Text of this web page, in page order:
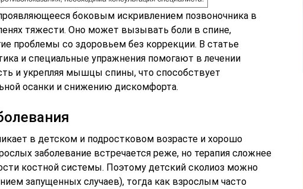
боковым искривлением позвоночника в
тяжести. Оно может вызывать боли в спине,
проблемы со здоровьем без коррекции. В статье
и специальные упражнения помогают в лечении
и укрепляя мышцы спины, что способствует
осанки и снижению дискомфорта.
в детском и подростковом возрасте и хорошо
заболевание встречается реже, но терапия сложнее
костной системы. Поэтому детский сколиоз можно
запущенных случаев), тогда как взрослым часто